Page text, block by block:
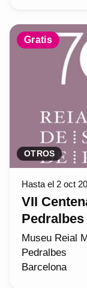
Gratis
OTROS
Hasta el 2 oct
VII
Pedralbes
Museu Reial
Pedralbes
Barcelona